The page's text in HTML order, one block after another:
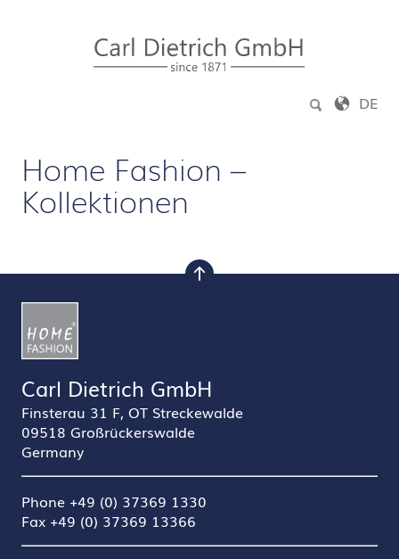
DE
Home Fashion –
Kollektionen
nach oben
Carl Dietrich GmbH
Finsterau 31 F, OT Streckewalde
09518 Großrückerswalde
Germany
Phone +49 (0) 37369 1330
Fax +49 (0) 37369 13366